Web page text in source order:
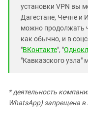
установки VPN вы
Дагестане, Чечне и
можно продолжать
как обычно, и в
"ВКонтакте", "
"Кавказского узла"
* деятельность
WhatsApp) запрещена в